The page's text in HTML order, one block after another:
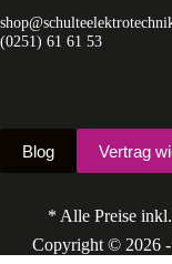
(0251) 61 61 53
Blog Vertrag
* Alle Preise
Copyright © 2026